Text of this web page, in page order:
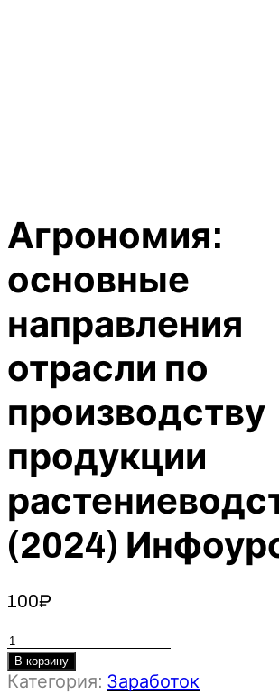
Агрономия:
основные
направления
отрасли по
производству
продукции
(2024)
100₽
Количество
товара
Агрономия:
В корзину
Категория: Заработок